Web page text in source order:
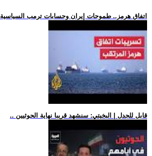
.. اتفاق هرمز.. طموحات إيران وحسابات ترمب السياسية
.. قابل للجدل | البخيتي: سنشهد قريبا نهاية الحوثيين